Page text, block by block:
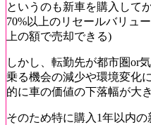
というのも新車を購入して
70%以上のリセールバリュ
上の額で売却できる)
しかし、転勤先が都市圏or
乗る機会の減少や環境変化
的に車の価値の下落幅が大
そのため特に購入1年以内